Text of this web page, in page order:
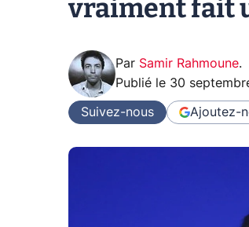
vraiment fait
Par Samir Rahmoune.
Publié le 30
Suivez-nous Ajoutez-